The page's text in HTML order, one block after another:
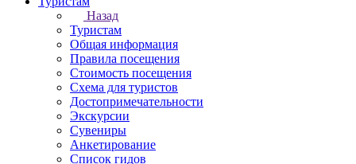
Назад
Туристам
Общая информация
Правила посещения
Стоимость посещения
Схема для туристов
Достопримечательности
Экскурсии
Сувениры
Анкетирование
Список гидов